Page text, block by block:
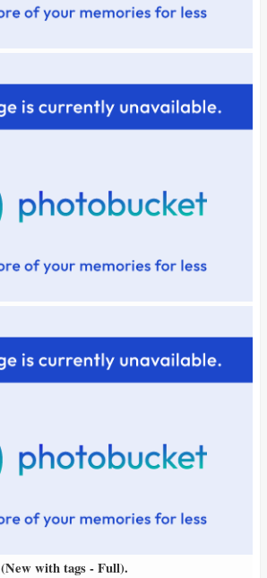
(New with tags-Full).